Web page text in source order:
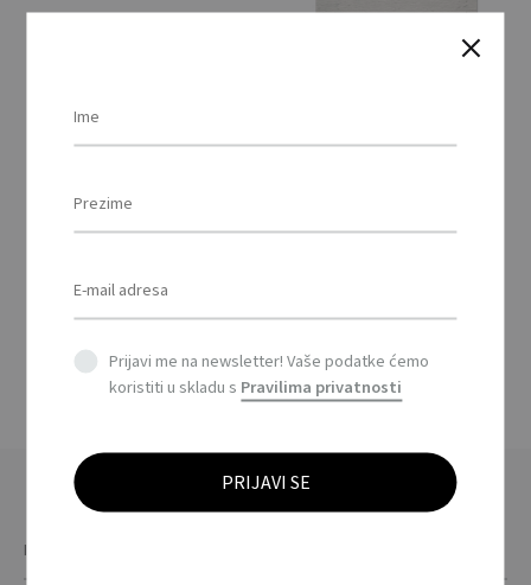
cvijeća / A4 wildflower
seed paper sheet
Prijavi me na newsletter! Vaše podatke ćemo
koristiti u skladu s Pravilima privatnosti